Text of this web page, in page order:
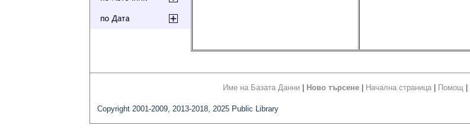
Име на Базата Данни Ново търсене Начална страница Помощ
Copyright 2001-2009, 2013-2018, 2025 Public Library